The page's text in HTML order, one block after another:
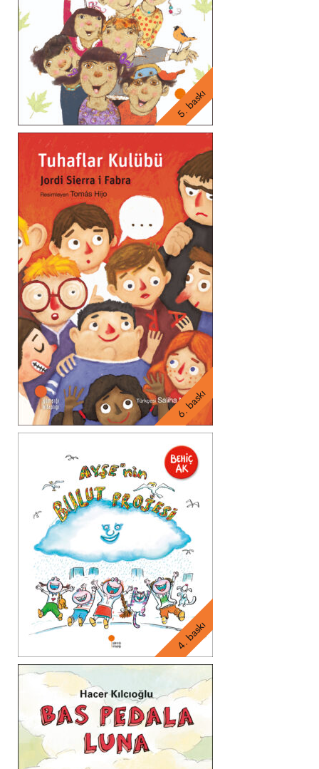
5. baskı
6. baskı
4. baskı